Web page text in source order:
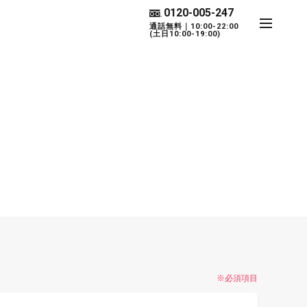
0120-005-247
通話無料｜10:00-22:00
(土日10:00-19:00)
※必須項目